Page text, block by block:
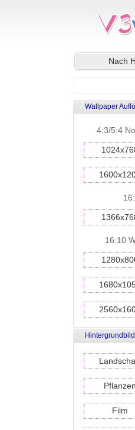
Nach
Wallpaper
4:3/5:4
16:10
Pflanzen
Film